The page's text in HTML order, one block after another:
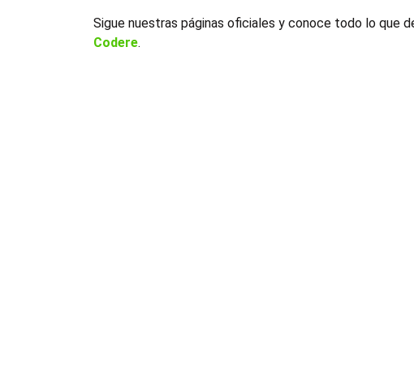
Sigue nuestras páginas oficiales y conoce todo lo que
Codere.